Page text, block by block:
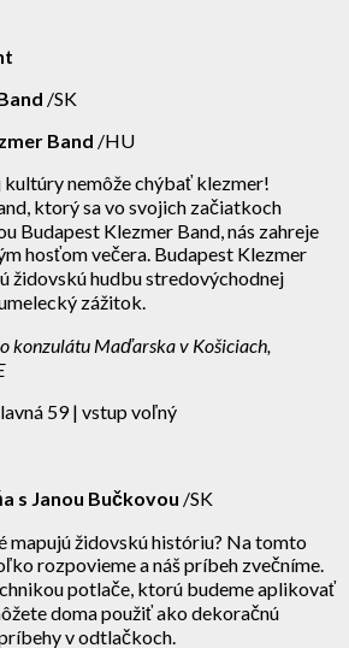
/SK
Band /HU
nemôže chýbať klezmer!
ktorý sa vo svojich začiatkoch
Budapest Klezmer Band, nás zahreje
hosťom večera. Budapest Klezmer
židovskú hudbu stredovýchodnej
zážitok.
konzulátu Maďarska v Košiciach,
59 | vstup voľný
s Janou Bučkovou /SK
mapujú židovskú históriu? Na tomto
rozpovieme a náš príbeh zvečníme.
potlače, ktorú budeme aplikovať
doma použiť ako dekoračnú
príbehy v odtlačkoch.